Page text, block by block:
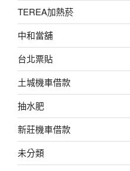
TEREA加熱菸
中和當舖
台北票貼
土城機車借款
抽水肥
新莊機車借款
未分類